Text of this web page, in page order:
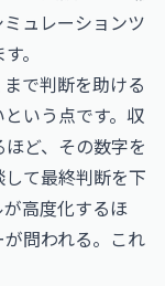
ュレーションツ
。
で判断を助ける
いう点です。収
ど、その数字を
て最終判断を下
高度化するほ
問われる。これ